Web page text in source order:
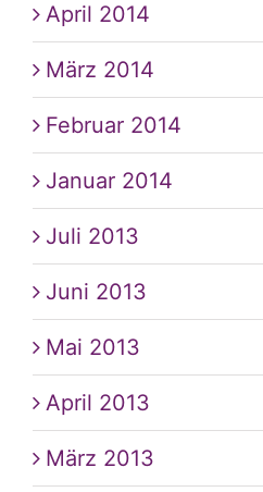
April 2014
März 2014
Februar 2014
Januar 2014
Juli 2013
Juni 2013
Mai 2013
April 2013
März 2013